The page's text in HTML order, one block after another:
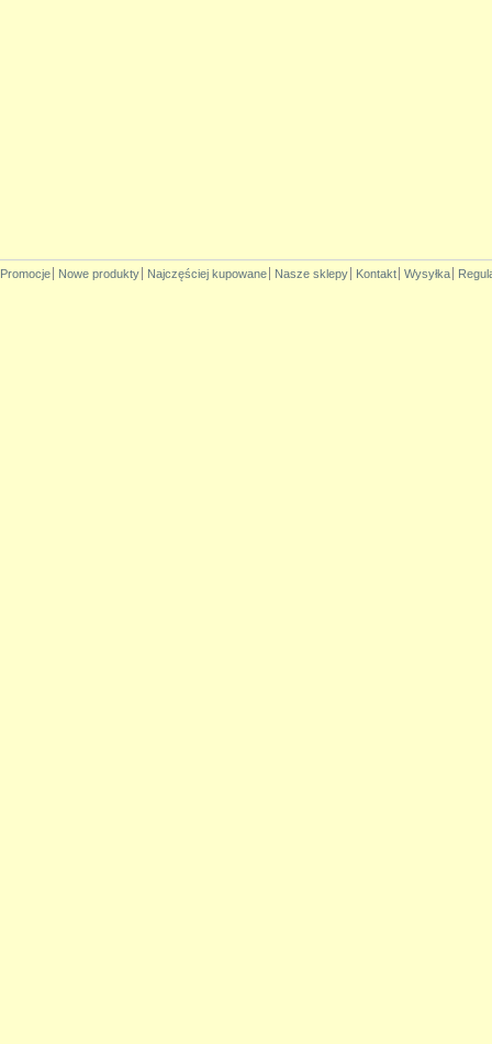
Promocje Nowe produkty Najczęściej kupowane Nasze sklepy Kontakt Wysyłka